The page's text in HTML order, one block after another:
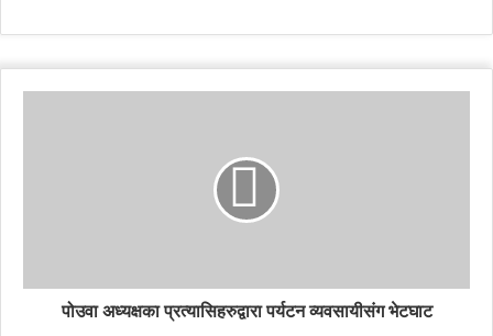
पोउवा अध्यक्षका प्रत्यासिहरुद्वारा पर्यटन व्यवसायीसंग भेटघाट